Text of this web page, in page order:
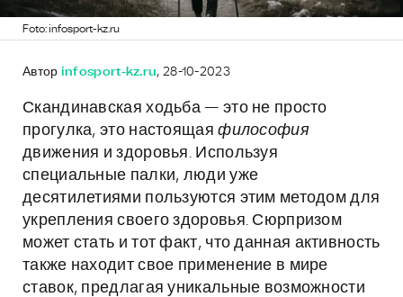
Foto: infosport-kz.ru
Автор infosport-kz.ru, 28-10-2023
Скандинавская ходьба — это не просто
прогулка, это настоящаяфилософия
движения и здоровья. Используя
специальные палки, люди уже
десятилетиями пользуются этим методом для
укрепления своего здоровья. Сюрпризом
может стать и тот факт, что данная активность
также находит свое применение в мире
ставок, предлагая уникальные возможности